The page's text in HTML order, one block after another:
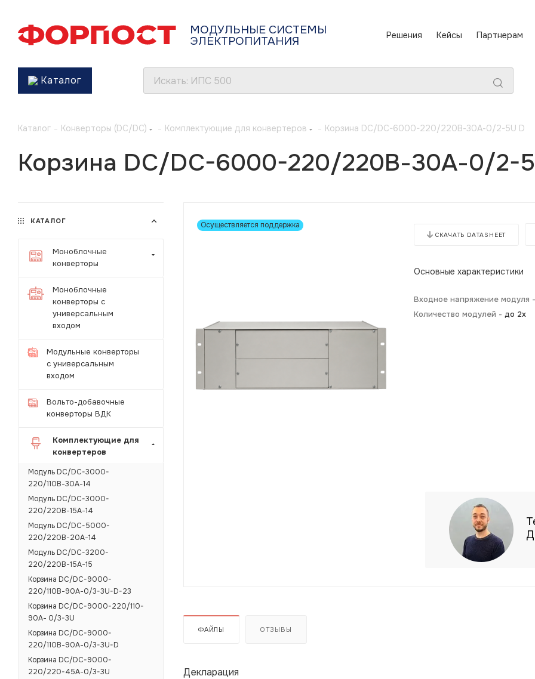
МОДУЛЬНЫЕ СИСТЕМЫ
ЭЛЕКТРОПИТАНИЯ Решения Кейсы Партнерам
Каталог
Каталог - Конверторы (DC/DC) - Комплектующие для конвертеров - Корзина DC/DC-6000-220/220В-30А-0/2-5U D
Корзина DC/DC-6000-220/220В-30А-0/2-
Осуществляется поддержка
СКАЧАТЬ DATASHEET
Основные характеристики
Входное напряжение модуля -
Количество модулей - до 2х
ФАЙЛЫ ОТЗЫВЫ
Декларация
КАТАЛОГ
Моноблочные
конверторы
Моноблочные
конверторы с
универсальным
входом
Модульные конверторы
с универсальным
входом
Вольто-добавочные
конверторы ВДК
Комплектующие для
конвертеров
Модуль DC/DC-3000-
220/110В-30А-14
Модуль DC/DC-3000-
220/220В-15А-14
Модуль DC/DC-5000-
220/220В-20А-14
Модуль DC/DC-3200-
220/220В-15А-15
Корзина DC/DC-9000-
220/110В-90А-0/3-3U-D-23
Корзина DC/DC-9000-220/110-
90А- 0/3-3U
Корзина DC/DC-9000-
220/110В-90А-0/3-3U-D
Корзина DC/DC-9000-
220/220-45А-0/3-3U